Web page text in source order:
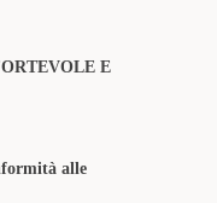
E
alle